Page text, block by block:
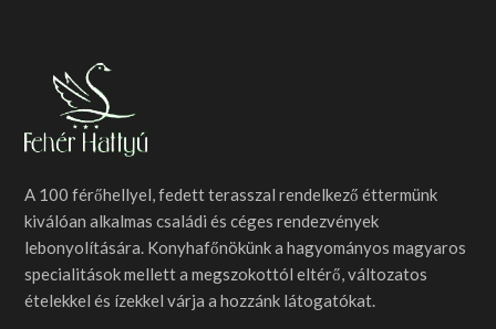
A 100 férőhellyel, fedett terasszal rendelkező éttermünk
kiválóan alkalmas családi és céges rendezvények
lebonyolítására. Konyhafőnökünk a hagyományos magyaros
specialitások mellett a megszokottól eltérő, változatos
ételekkel és ízekkel várja a hozzánk látogatókat.